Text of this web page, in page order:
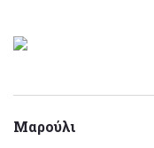
Μαρούλι